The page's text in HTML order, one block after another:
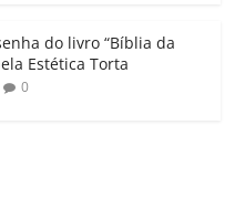
do livro “Bíblia da
Estética Torta
0